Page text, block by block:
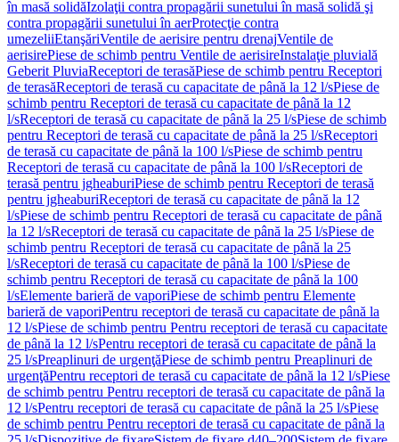
în masă solidăIzolaţii contra propagării sunetului în masă solidă şi
contra propagării sunetului în aerProtecţie contra
umezeliiEtanşăriVentile de aerisire pentru drenajVentile de
aerisirePiese de schimb pentru Ventile de aerisireInstalaţie pluvială
Geberit PluviaReceptori de terasăPiese de schimb pentru Receptori
de terasăReceptori de terasă cu capacitate de până la 12 l/sPiese de
schimb pentru Receptori de terasă cu capacitate de până la 12
l/sReceptori de terasă cu capacitate de până la 25 l/sPiese de schimb
pentru Receptori de terasă cu capacitate de până la 25 l/sReceptori
de terasă cu capacitate de până la 100 l/sPiese de schimb pentru
Receptori de terasă cu capacitate de până la 100 l/sReceptori de
terasă pentru jgheaburiPiese de schimb pentru Receptori de terasă
pentru jgheaburiReceptori de terasă cu capacitate de până la 12
l/sPiese de schimb pentru Receptori de terasă cu capacitate de până
la 12 l/sReceptori de terasă cu capacitate de până la 25 l/sPiese de
schimb pentru Receptori de terasă cu capacitate de până la 25
l/sReceptori de terasă cu capacitate de până la 100 l/sPiese de
schimb pentru Receptori de terasă cu capacitate de până la 100
l/sElemente barieră de vaporiPiese de schimb pentru Elemente
barieră de vaporiPentru receptori de terasă cu capacitate de până la
12 l/sPiese de schimb pentru Pentru receptori de terasă cu capacitate
de până la 12 l/sPentru receptori de terasă cu capacitate de până la
25 l/sPreaplinuri de urgenţăPiese de schimb pentru Preaplinuri de
urgenţăPentru receptori de terasă cu capacitate de până la 12 l/sPiese
de schimb pentru Pentru receptori de terasă cu capacitate de până la
12 l/sPentru receptori de terasă cu capacitate de până la 25 l/sPiese
de schimb pentru Pentru receptori de terasă cu capacitate de până la